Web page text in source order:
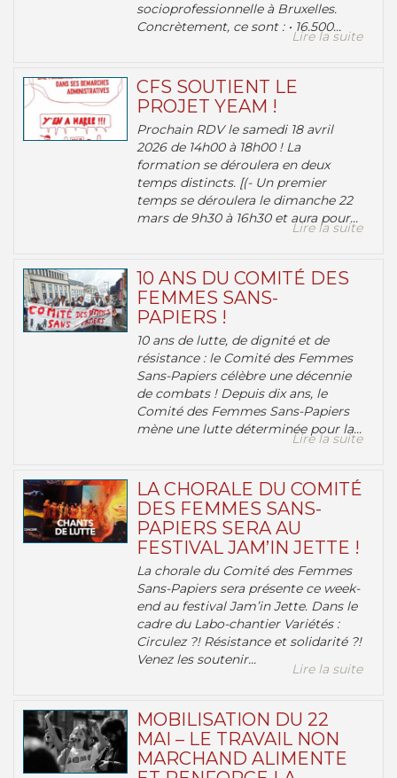
socioprofessionnelle à Bruxelles.
Concrètement, ce sont : • 16.500...
Lire la suite
CFS SOUTIENT LE
PROJET YEAM !
Prochain RDV le samedi 18 avril
2026 de 14h00 à 18h00 ! La
formation se déroulera en deux
temps distincts. [(- Un premier
temps se déroulera le dimanche 22
mars de 9h30 à 16h30 et aura pour...
Lire la suite
10 ANS DU COMITÉ DES
FEMMES SANS-
PAPIERS !
10 ans de lutte, de dignité et de
résistance : le Comité des Femmes
Sans-Papiers célèbre une décennie
de combats ! Depuis dix ans, le
Comité des Femmes Sans-Papiers
mène une lutte déterminée pour la...
Lire la suite
LA CHORALE DU COMITÉ
DES FEMMES SANS-
PAPIERS SERA AU
FESTIVAL JAM’IN JETTE !
La chorale du Comité des Femmes
Sans-Papiers sera présente ce week-
end au festival Jam’in Jette. Dans le
cadre du Labo-chantier Variétés :
Circulez ?! Résistance et solidarité ?!
Venez les soutenir...
Lire la suite
MOBILISATION DU 22
MAI – LE TRAVAIL NON
MARCHAND ALIMENTE